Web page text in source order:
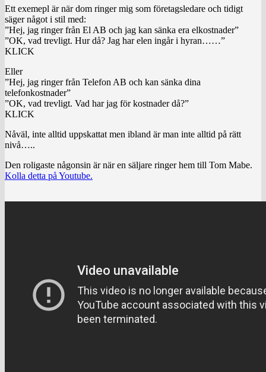
Ett exemepl är när dom ringer mig som företagsledare och tidigt
säger något i stil med:
”Hej, jag ringer från El AB och jag kan sänka era elkostnader”
”OK, vad trevligt. Hur då? Jag har elen ingår i hyran……”
KLICK
Eller
”Hej, jag ringer från Telefon AB och kan sänka dina
telefonkostnader”
”OK, vad trevligt. Vad har jag för kostnader då?”
KLICK
Nåväl, inte alltid uppskattat men ibland är man inte alltid på rätt
nivå…..
Den roligaste någonsin är när en säljare ringer hem till Tom Mabe.
Kolla detta på Youtube.